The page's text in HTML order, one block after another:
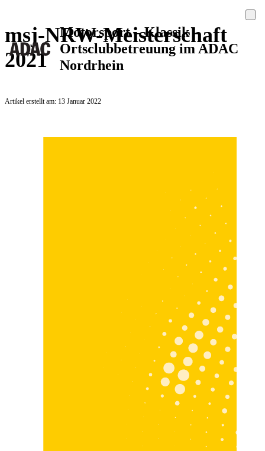
Motorsport – Klassik –
Ortsclubbetreuung im ADAC
Nordrhein
msj-NRW-Meisterschaft
2021
Artikel erstellt am: 13 Januar 2022